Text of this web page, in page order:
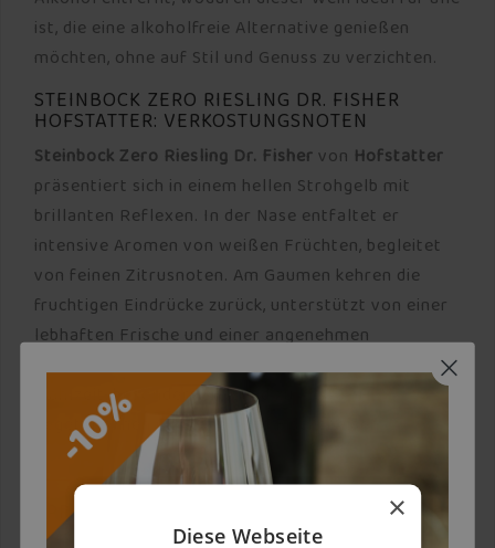
ist, die eine alkoholfreie Alternative genießen
möchten, ohne auf Stil und Genuss zu verzichten.
STEINBOCK ZERO RIESLING DR. FISHER
HOFSTATTER: VERKOSTUNGSNOTEN
Steinbock Zero Riesling Dr. Fisher von Hofstatter
präsentiert sich in einem hellen Strohgelb mit
brillanten Reflexen. In der Nase entfaltet er
intensive Aromen von weißen Früchten, begleitet
von feinen Zitrusnoten. Am Gaumen kehren die
fruchtigen Eindrücke zurück, unterstützt von einer
lebhaften Frische und einer angenehmen
Mineralität. Ein hervorragender Begleiter zu jeder
Mahlzeit, besonders passend zu Käse,
vegetarischen Gerichten und Fischspeisen.
PRODUKTSPEZIFIKATIONEN ×
Diese Webseite